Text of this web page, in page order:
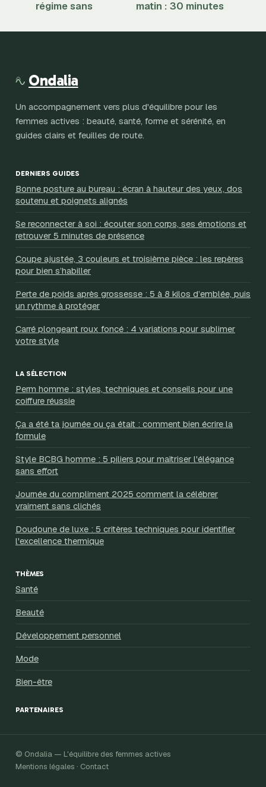
régime sans
piliers
silhouette
matin : 30 minutes
articulaire pour
Ondalia
Un accompagnement vers plus d'équilibre pour les
femmes actives : beauté, santé, forme et sérénité, en
guides clairs et feuilles de route.
DERNIERS GUIDES
Bonne posture au bureau : écran à hauteur des yeux, dos
soutenu et poignets alignés
Se reconnecter à soi : écouter son corps, ses émotions et
retrouver 5 minutes de présence
Coupe ajustée, 3 couleurs et troisième pièce : les repères
pour bien s’habiller
Perte de poids après grossesse : 5 à 8 kilos d’emblée, puis
un rythme à protéger
Carré plongeant roux foncé : 4 variations pour sublimer
votre style
LA SÉLECTION
Perm homme : styles, techniques et conseils pour une
coiffure réussie
Ça a été ta journée ou ça était : comment bien écrire la
formule
Style BCBG homme : 5 piliers pour maîtriser l'élégance
sans effort
Journée du compliment 2025 comment la célébrer
vraiment sans clichés
Doudoune de luxe : 5 critères techniques pour identifier
l'excellence thermique
THÈMES
Santé
Beauté
Développement personnel
Mode
Bien-être
PARTENAIRES
© Ondalia — L'équilibre des femmes actives
Mentions légales · Contact